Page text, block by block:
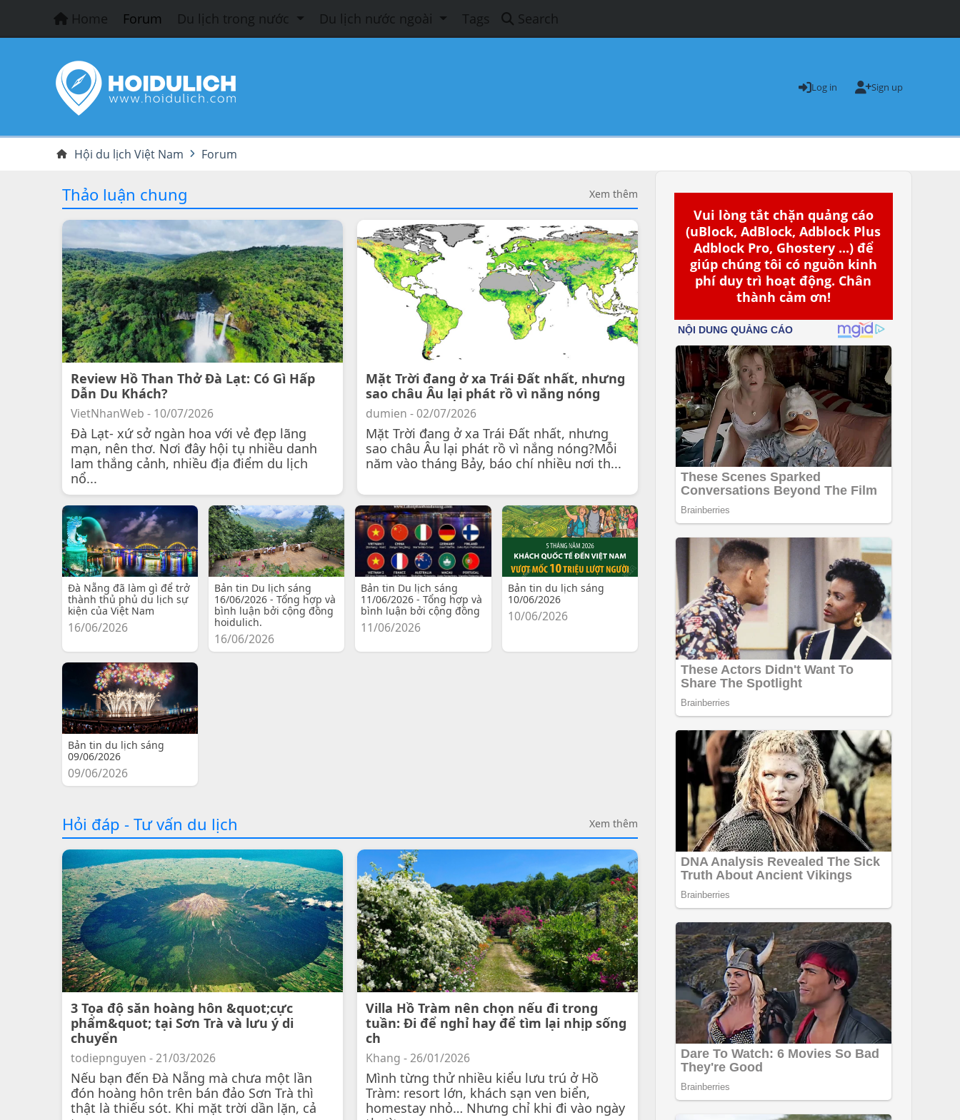
Home Forum Du lịch trong nước Du lịch nước ngoài Tags Search
Log in Sign up
Hội du lịch Việt Nam Forum
Vui lòng tắt chặn quảng cáo
(uBlock, AdBlock, Adblock Plus
Adblock Pro, Ghostery ...) để
giúp chúng tôi có nguồn kinh
phí duy trì hoạt động. Chân
thành cảm ơn!
Thảo luận chung Xem thêm
Review Hồ Than Thở Đà Lạt: Có Gì Hấp
Dẫn Du Khách?
VietNhanWeb - 10/07/2026
Đà Lạt- xứ sở ngàn hoa với vẻ đẹp lãng
mạn, nên thơ. Nơi đây hội tụ nhiều danh
lam thắng cảnh, nhiều địa điểm du lịch
nổ...
Mặt Trời đang ở xa Trái Đất nhất, nhưng
sao châu Âu lại phát rồ vì nắng nóng
dumien - 02/07/2026
Mặt Trời đang ở xa Trái Đất nhất, nhưng
sao châu Âu lại phát rồ vì nắng nóng?Mỗi
năm vào tháng Bảy, báo chí nhiều nơi th...
Đà Nẵng đã làm gì để trở
thành thủ phủ du lịch sự
kiện của Việt Nam
16/06/2026
Bản tin Du lịch sáng
16/06/2026 - Tổng hợp và
bình luận bởi cộng đồng
hoidulich.
16/06/2026
Bản tin Du lịch sáng
11/06/2026 - Tổng hợp và
bình luận bởi cộng đồng
11/06/2026
Bản tin du lịch sáng
10/06/2026
10/06/2026
Bản tin du lịch sáng
09/06/2026
09/06/2026
Hỏi đáp - Tư vấn du lịch Xem thêm
3 Tọa độ săn hoàng hôn &quot;cực
phẩm&quot; tại Sơn Trà và lưu ý di
chuyển
todiepnguyen - 21/03/2026
Nếu bạn đến Đà Nẵng mà chưa một lần
đón hoàng hôn trên bán đảo Sơn Trà thì
thật là thiếu sót. Khi mặt trời dần lặn, cả
Villa Hồ Tràm nên chọn nếu đi trong
tuần: Đi để nghỉ hay để tìm lại nhịp sống
ch
Khang - 26/01/2026
Mình từng thử nhiều kiểu lưu trú ở Hồ
Tràm: resort lớn, khách sạn ven biển,
homestay nhỏ… Nhưng chỉ khi đi vào ngày